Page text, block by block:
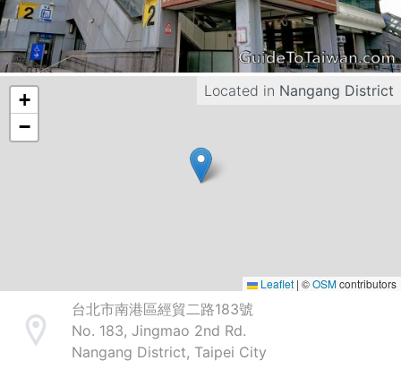
Located in Nangang District
+
−
Leaflet | ©OSMcontributors
Address
台北市南港區經貿二路183號
No. 183, Jingmao 2nd Rd.
Nangang District, Taipei City